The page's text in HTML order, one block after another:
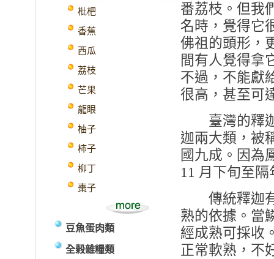
枇杷
香蕉
西瓜
荔枝
芒果
龍眼
柚子
柿子
柳丁
棗子
豆魚蛋肉類
全榖雜糧類
番荔枝。但我
名時，覺得它
佛祖的頭形，
間有人覺得拿
不過，不能獻
很高，甚至可
臺灣的釋迦
迦兩大類，被
國九成。因為
11 月下旬至
傳統釋迦有
熟的依據。當
經成熟可採收
正常軟熟，不